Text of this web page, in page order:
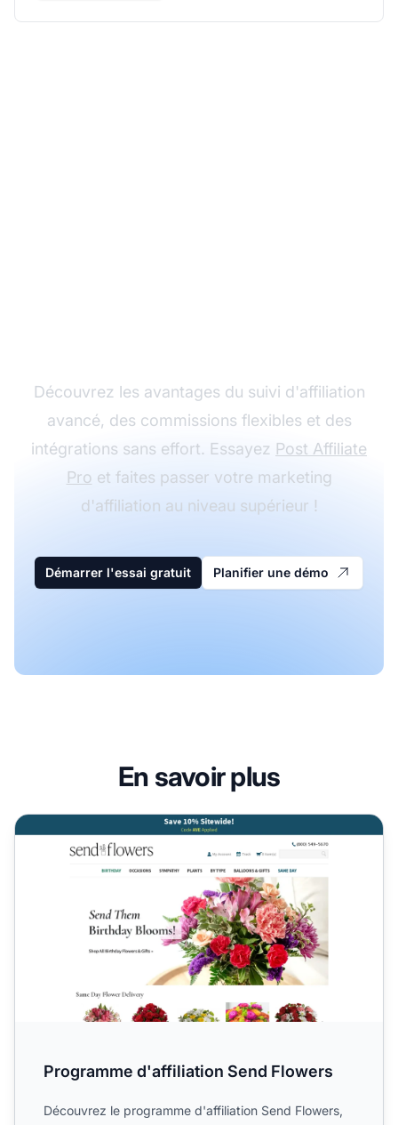
Découvrez les avantages du suivi d'affiliation
avancé, des commissions flexibles et des
intégrations sans effort. Essayez Post Affiliate
Pro et faites passer votre marketing
d'affiliation au niveau supérieur !
Démarrer l'essai gratuit Planifier une démo
En savoir plus
Programme d'affiliation Send Flowers
Programme d'affiliation Send Flowers
Découvrez le programme d'affiliation Send Flowers,